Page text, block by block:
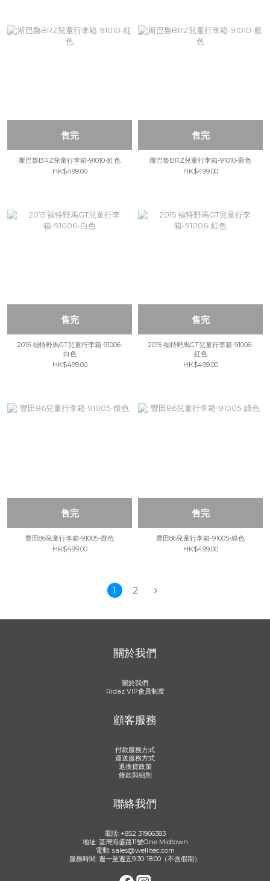
售完
斯巴魯BRZ兒童行李箱-91010-紅色
HK$499.00
售完
斯巴魯BRZ兒童行李箱-91010-藍色
HK$499.00
售完
2015 福特野馬GT兒童行李箱-91006-
白色
HK$499.00
售完
2015 福特野馬GT兒童行李箱-91006-
紅色
HK$499.00
售完
豐田86兒童行李箱-91005-燈色
HK$499.00
售完
豐田86兒童行李箱-91005-綠色
HK$499.00
1 2
關於我們
關於我們
Ridaz VIP會員制度
顧客服務
付款服務方式
運送服務方式
退換貨政策
條款與細則
聯絡我們
電話: +852 31966383
地址: 荃灣海盛路11號One Midtown
電郵: sales@wellitec.com
服務時間: 週一至週五9:30-18:00（不含假期）